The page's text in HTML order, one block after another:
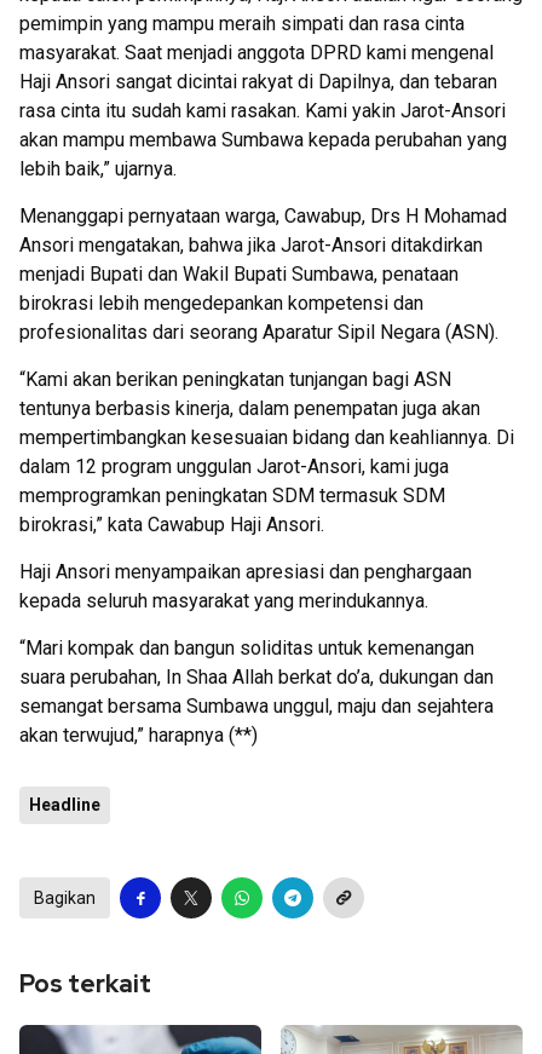
pemimpin yang mampu meraih simpati dan rasa cinta
masyarakat. Saat menjadi anggota DPRD kami mengenal
Haji Ansori sangat dicintai rakyat di Dapilnya, dan tebaran
rasa cinta itu sudah kami rasakan. Kami yakin Jarot-Ansori
akan mampu membawa Sumbawa kepada perubahan yang
lebih baik,” ujarnya.
Menanggapi pernyataan warga, Cawabup, Drs H Mohamad
Ansori mengatakan, bahwa jika Jarot-Ansori ditakdirkan
menjadi Bupati dan Wakil Bupati Sumbawa, penataan
birokrasi lebih mengedepankan kompetensi dan
profesionalitas dari seorang Aparatur Sipil Negara (ASN).
“Kami akan berikan peningkatan tunjangan bagi ASN
tentunya berbasis kinerja, dalam penempatan juga akan
mempertimbangkan kesesuaian bidang dan keahliannya. Di
dalam 12 program unggulan Jarot-Ansori, kami juga
memprogramkan peningkatan SDM termasuk SDM
birokrasi,” kata Cawabup Haji Ansori.
Haji Ansori menyampaikan apresiasi dan penghargaan
kepada seluruh masyarakat yang merindukannya.
“Mari kompak dan bangun soliditas untuk kemenangan
suara perubahan, In Shaa Allah berkat do’a, dukungan dan
semangat bersama Sumbawa unggul, maju dan sejahtera
akan terwujud,” harapnya (**)
Headline
Bagikan
Pos terkait